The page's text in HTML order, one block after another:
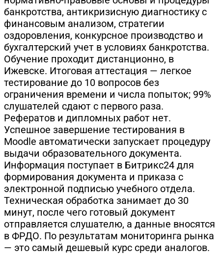
банкротства, антикризисную диагностику с
финансовым анализом, стратегии
оздоровления, конкурсное производство и
бухгалтерский учет в условиях банкротства.
Обучение проходит дистанционно, в
Ижевске. Итоговая аттестация — легкое
тестирование до 10 вопросов без
ограничения времени и числа попыток; 99%
слушателей сдают с первого раза.
Рефератов и дипломных работ нет.
Успешное завершение тестирования в
Moodle автоматически запускает процедуру
выдачи образовательного документа.
Информация поступает в Битрикс24 для
формирования документа и приказа с
электронной подписью учебного отдела.
Техническая обработка занимает до 30
минут, после чего готовый документ
отправляется слушателю, а данные вносятся
в ФРДО. По результатам мониторинга рынка
— это самый дешевый курс среди аналогов.